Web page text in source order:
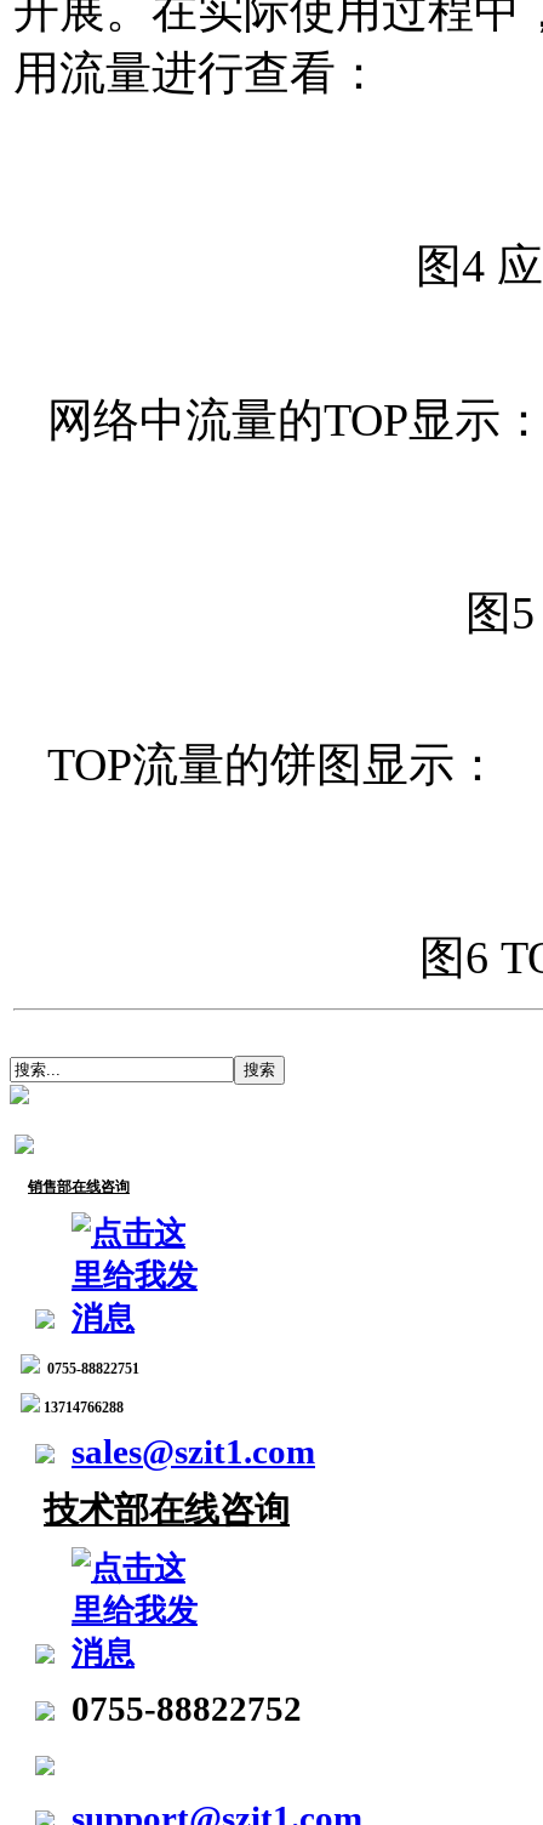
开展。在实际使用过程中
用流量进行查看：
图4
网络中流量的TOP显示
图
TOP流量的饼图显示：
图6
销售部在线咨询
0755-88822751
13714766288
sales@szit1.com
技术部在线咨询
0755-88822752